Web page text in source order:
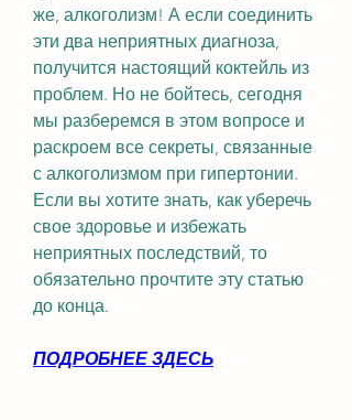
же, алкоголизм! А если соединить
эти два неприятных диагноза,
получится настоящий коктейль из
проблем. Но не бойтесь, сегодня
мы разберемся в этом вопросе и
раскроем все секреты, связанные
с алкоголизмом при гипертонии.
Если вы хотите знать, как уберечь
свое здоровье и избежать
неприятных последствий, то
обязательно прочтите эту статью
до конца.
ПОДРОБНЕЕ ЗДЕСЬ